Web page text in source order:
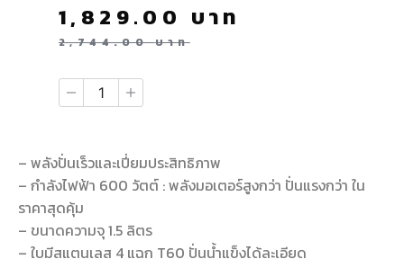
2,744.00บาท
1,829.00 บาท
– พลังปั่นเร็วและเปี่ยมประสิทธิภาพ
– กำลังไฟฟ้า 600 วัตต์ : พลังมอเตอร์สูงกว่า ปั่นแรงกว่า ใน
ราคาสุดคุ้ม
– ขนาดความจุ 1.5 ลิตร
– ใบมีสแตนเลส 4 แฉก T60 ปั่นน้ำแข็งได้ละเอียด